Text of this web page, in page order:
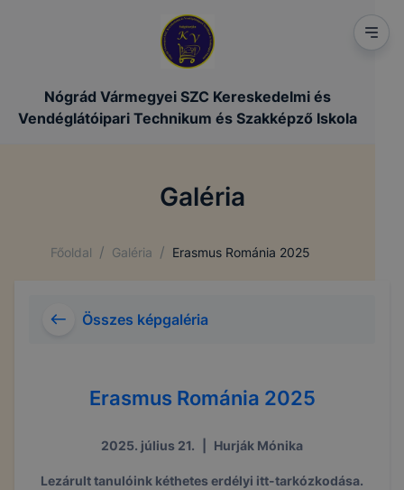
Nógrád Vármegyei SZC Kereskedelmi és
Vendéglátóipari Technikum és Szakképző Iskola
Galéria
Főoldal / Galéria / Erasmus Románia 2025
Összes képgaléria
Erasmus Románia 2025
2025. július 21. Hurják Mónika
Lezárult tanulóink kéthetes erdélyi itt-tarkózkodása.